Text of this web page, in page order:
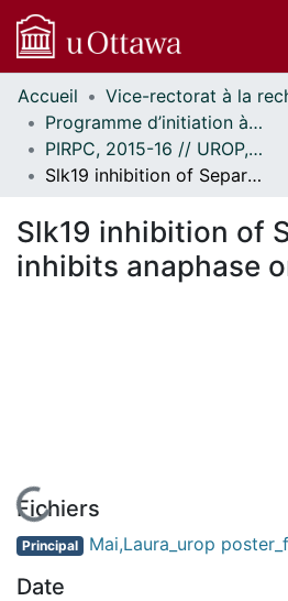
Communautés
et collections
Parcourir
Statistiques
À propos
Accueil
Programme d’initiation à la recherche au premier cycle (PIRPC) // Undergraduate Research Opportunity Program (UROP)
PIRPC, 2015-16 // UROP, 2015-16
Slk19 inhibition of Separase inhibits anaphase onset
Slk19 inhibition of
inhibits anaphase
En cours de chargement...
Fichiers
Principal Mai,Laura_urop
Date